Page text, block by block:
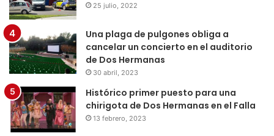
25 julio, 2022
Una plaga de pulgones obliga a
cancelar un concierto en el auditorio
de Dos Hermanas
30 abril, 2023
Histórico primer puesto para una
chirigota de Dos Hermanas en el Falla
13 febrero, 2023